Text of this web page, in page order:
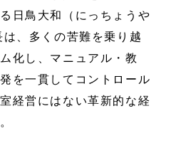
日鳥大和（にっちょうや
、多くの苦難を乗り越
化し、マニュアル・教
を一貫してコントロール
経営にはない革新的な経